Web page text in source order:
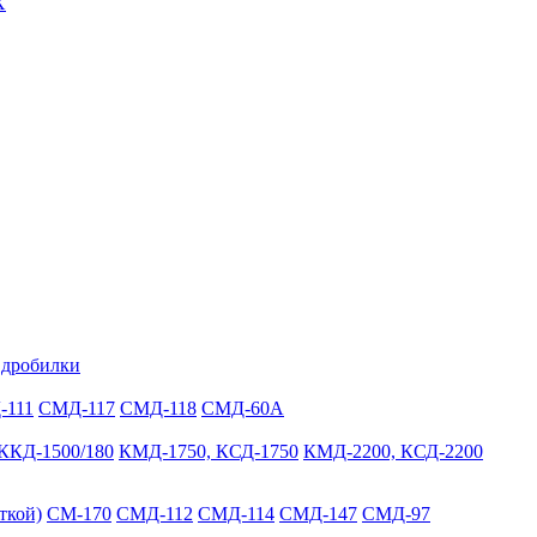
СМД-117 СМД-118 СМД-60А
1500/180 КМД-1750, КСД-1750 КМД-2200, КСД-2200
СМ-170 СМД-112 СМД-114 СМД-147 СМД-97